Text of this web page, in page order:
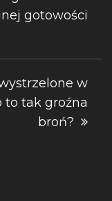
gotowości
w
to tak groźna
broń?